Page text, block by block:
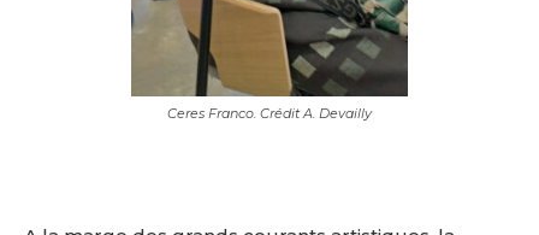
Ceres Franco. Crédit A. Devailly